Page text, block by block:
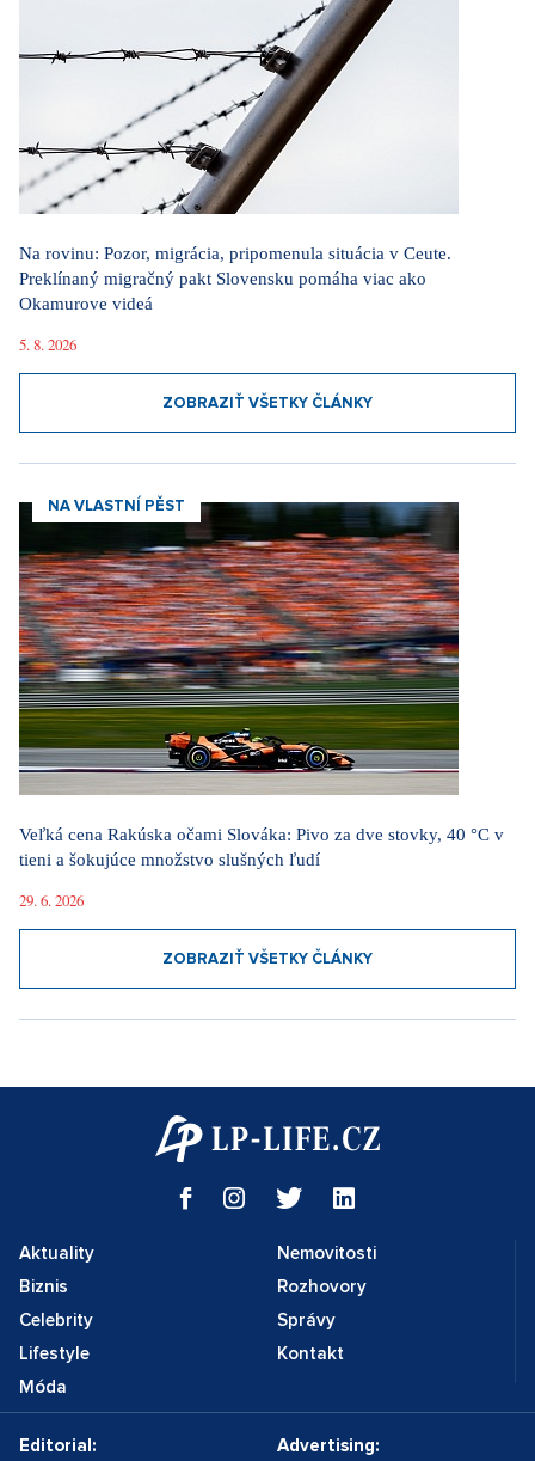
Na rovinu: Pozor, migrácia, pripomenula situácia v Ceute.
Preklínaný migračný pakt Slovensku pomáha viac ako
Okamurove videá
5. 8. 2026
ZOBRAZIŤ VŠETKY ČLÁNKY
NA VLASTNÍ PĚST
Veľká cena Rakúska očami Slováka: Pivo za dve stovky, 40 °C v
tieni a šokujúce množstvo slušných ľudí
29. 6. 2026
ZOBRAZIŤ VŠETKY ČLÁNKY
Aktuality
Biznis
Celebrity
Lifestyle
Móda
Nemovitosti
Rozhovory
Správy
Kontakt
Editorial: Advertising: